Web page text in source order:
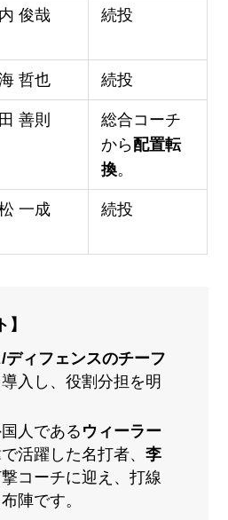
俊哉 続投
哲也 続投
善則
総合コーチ
から配置転
換。
一成 続投
】
ディフェンスのチーフ
導入し、役割分担を明
人である ウィーラー
活躍した名打者、李
コーチに迎え、打線
陣です。